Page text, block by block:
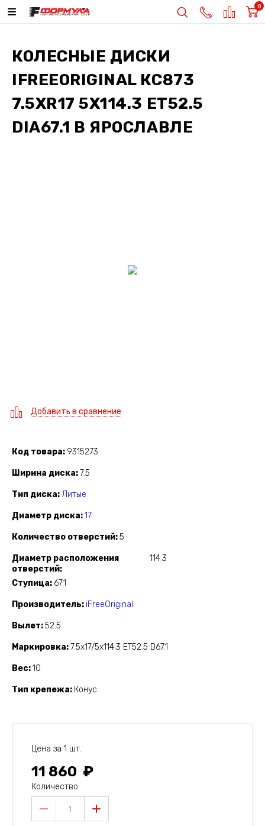
0
КОЛЕСНЫЕ ДИСКИ
IFREEORIGINAL КС873
7.5XR17 5X114.3 ET52.5
DIA67.1 В ЯРОСЛАВЛЕ
Добавить в сравнение
Код товара 9315273
Ширина диска 7.5
Тип диска Литые
Диаметр диска 17
Количество отверстий 5
Диаметр расположения
отверстий
114.3
Ступица 67.1
Производитель iFreeOriginal
Вылет 52.5
Маркировка 7.5x17/5x114.3 ET52.5 D67.1
Вес 10
Тип крепежа Конус
Цена за 1 шт.
11 860
Количество
1